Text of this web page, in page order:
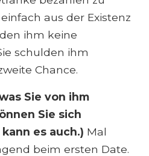
aus der Existenz
ihm keine
schulden ihm
Chance.
Sie von ihm
Sie sich
es auch.) Mal
beim ersten Date.